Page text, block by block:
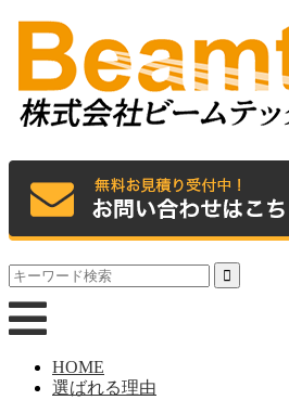
HOME
選ばれる理由